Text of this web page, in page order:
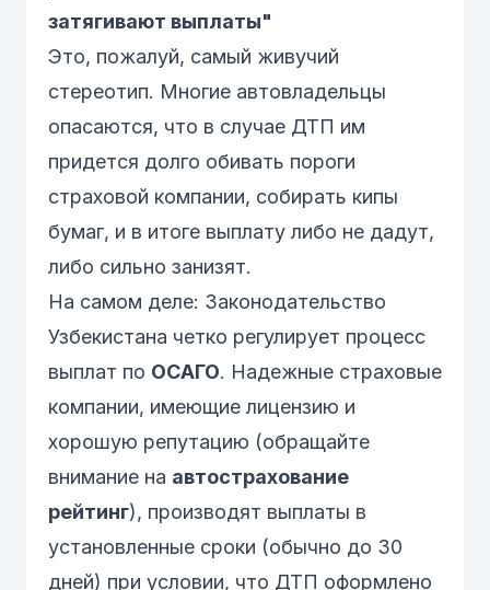
затягивают выплаты"
Это, пожалуй, самый живучий
стереотип. Многие автовладельцы
опасаются, что в случае ДТП им
придется долго обивать пороги
страховой компании, собирать кипы
бумаг, и в итоге выплату либо не дадут,
либо сильно занизят.
На самом деле: Законодательство
Узбекистана четко регулирует процесс
выплат по ОСАГО. Надежные страховые
компании, имеющие лицензию и
хорошую репутацию (обращайте
внимание на автострахование
рейтинг), производят выплаты в
установленные сроки (обычно до 30
дней) при условии, что ДТП оформлено